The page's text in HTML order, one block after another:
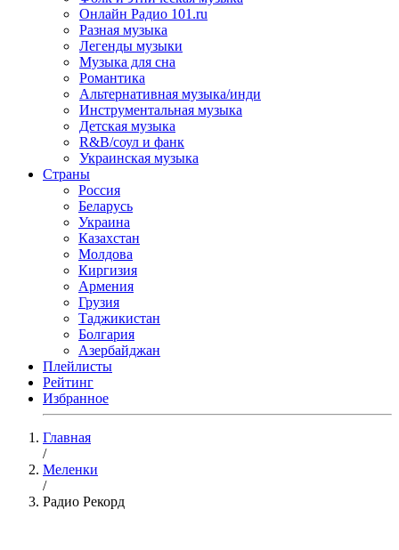
Онлайн Радио 101.ru
Разная музыка
Легенды музыки
Музыка для сна
Романтика
Альтернативная музыка/инди
Инструментальная музыка
Детская музыка
R&B/cоул и фанк
Украинская музыка
Страны
Россия
Беларусь
Украина
Казахстан
Молдова
Киргизия
Армения
Грузия
Таджикистан
Болгария
Азербайджан
Плейлисты
Рейтинг
Избранное
Главная
/
Меленки
/
Радио Рекорд